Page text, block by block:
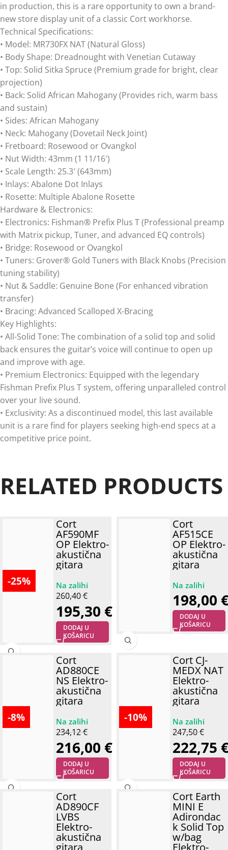
in production, this is a rare opportunity to own a brand-
new store display unit of a classic Cort workhorse.
Technical Specifications:
• Model: MR730FX NAT (Natural Gloss)
• Body Shape: Dreadnought with Venetian Cutaway
• Top: Solid Sitka Spruce (Premium grade for bright, clear
projection)
• Back: Solid African Mahogany (Provides rich, warm bass
and sustain)
• Sides: African Mahogany
• Neck: Mahogany (Dovetail Neck Joint)
• Fretboard: Rosewood or Ovangkol
• Nut Width: 43mm (1 11/16′)
• Scale Length: 25.3′ (643mm)
• Inlays: Abalone Dot Inlays
• Rosette: Multiple Abalone Rosette
Hardware & Electronics:
• Electronics: Fishman® Prefix Plus T (Professional preamp
with Matrix pickup, Tuner, and advanced EQ controls)
• Bridge: Rosewood or Ovangkol
• Tuners: Grover® Gold Tuners with Black Knobs (Precision
tuning stability)
• Nut & Saddle: Genuine Bone (For enhanced vibration
transfer)
• Bracing: Advanced Scalloped X-Bracing
Key Highlights:
• All-Solid Tone: The combination of a solid top and solid
back ensures the guitar’s voice will continue to open up
and improve with age.
• Premium Electronics: Equipped with the legendary
Fishman Prefix Plus T system, offering unparalleled control
over your live sound.
• Exclusivity: As a discontinued model, this last available
unit is a rare find for players seeking high-end specs at a
competitive price point.
RELATED PRODUCTS
-25%
Cort
AF590MF
OP Elektro-
akustična
gitara
260,40€
195,30 €
DODAJ U
KOŠARICU
Cort
AF515CE
OP Elektro-
akustična
gitara
198,00
DODAJ U
KOŠARICU
-8%
Cort
AD880CE
NS Elektro-
akustična
gitara
234,12€
216,00 €
DODAJ U
KOŠARICU
-10%
Cort CJ-
MEDX NAT
Elektro-
akustična
gitara
247,50€
222,75
DODAJ U
KOŠARICU
Cort
AD890CF
LVBS
Elektro-
akustična
Cort Earth
MINI E
Adirondac
k Solid Top
w/bag